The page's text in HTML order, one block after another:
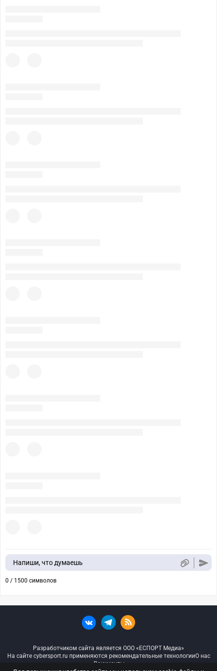
Напиши, что думаешь
0 / 1500 символов
Разработчиком сайта является ООО «ЕСПОРТ Медиа»
На сайте cybersport.ru применяются рекомендательные технологииО нас
Документы